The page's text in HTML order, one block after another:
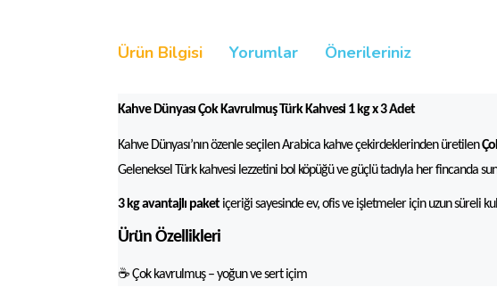
Ürün Bilgisi Yorumlar Önerileriniz
Kahve Dünyası Çok Kavrulmuş Türk Kahvesi 1 kg x 3 Adet
Kahve Dünyası’nın özenle seçilen Arabica kahve çekirdeklerinden üretilen
Geleneksel Türk kahvesi lezzetini bol köpüğü ve güçlü tadıyla her fincanda
3 kg avantajlı paketiçeriği sayesinde ev, ofis ve işletmeler için uzun süreli
Ürün Özellikleri
☕ Çok kavrulmuş – yoğun ve sert içim